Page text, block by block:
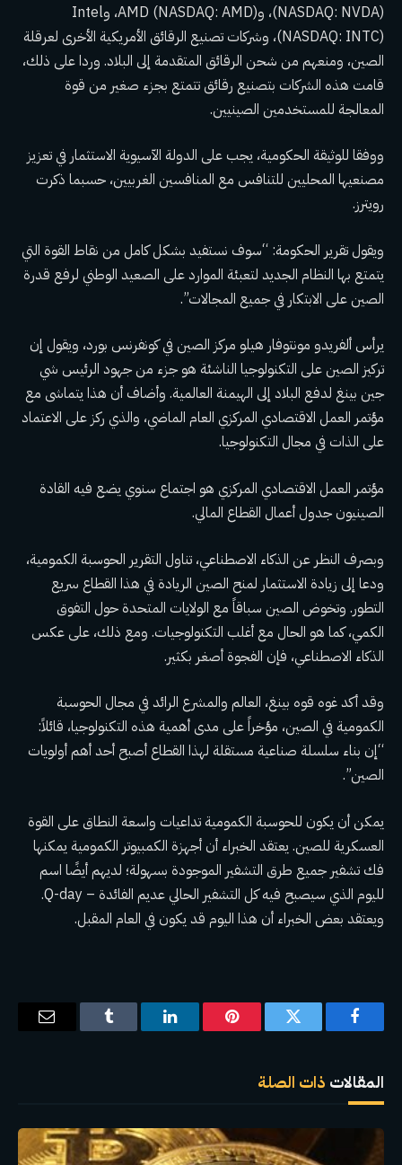
(NASDAQ: NVDA)، وAMD (NASDAQ: AMD)، وIntel
(NASDAQ: INTC)، وشركات تصنيع الرقائق الأمريكية الأخرى لعرقلة
الصين، ومنعهم من شحن الرقائق المتقدمة إلى البلاد. وردا على ذلك،
قامت هذه الشركات بتصنيع رقائق تتمتع بجزء صغير من قوة
المعالجة للمستخدمين الصينيين.
ووفقا للوثيقة الحكومية، يجب على الدولة الآسيوية الاستثمار في تعزيز
مصنعيها المحليين للتنافس مع المنافسين الغربيين، حسبما ذكرت
رويترز.
ويقول تقرير الحكومة: “سوف نستفيد بشكل كامل من نقاط القوة التي
يتمتع بها النظام الجديد لتعبئة الموارد على الصعيد الوطني لرفع قدرة
الصين على الابتكار في جميع المجالات”.
يرأس ألفريدو مونتوفار هيلو مركز الصين في كونفرنس بورد، ويقول إن
تركيز الصين على التكنولوجيا الناشئة هو جزء من جهود الرئيس شي
جين بينغ لدفع البلاد إلى الهيمنة العالمية. وأضاف أن هذا يتماشى مع
مؤتمر العمل الاقتصادي المركزي العام الماضي، والذي ركز على الاعتماد
على الذات في مجال التكنولوجيا.
مؤتمر العمل الاقتصادي المركزي هو اجتماع سنوي يضع فيه القادة
الصينيون جدول أعمال القطاع المالي.
وبصرف النظر عن الذكاء الاصطناعي، تناول التقرير الحوسبة الكمومية،
ودعا إلى زيادة الاستثمار لمنح الصين الريادة في هذا القطاع سريع
التطور. وتخوض الصين سباقاً مع الولايات المتحدة حول التفوق
الكمي، كما هو الحال مع أغلب التكنولوجيات. ومع ذلك، على عكس
الذكاء الاصطناعي، فإن الفجوة أصغر بكثير.
وقد أكد غوه قوه بينغ، العالم والمشرع الرائد في مجال الحوسبة
الكمومية في الصين، مؤخراً على مدى أهمية هذه التكنولوجيا، قائلاً:
“إن بناء سلسلة صناعية مستقلة لهذا القطاع أصبح أحد أهم أولويات
الصين”.
يمكن أن يكون للحوسبة الكمومية تداعيات واسعة النطاق على القوة
العسكرية للصين. يعتقد الخبراء أن أجهزة الكمبيوتر الكمومية يمكنها
فك تشفير جميع طرق التشفير الموجودة بسهولة؛ لديهم أيضًا اسم
لليوم الذي سيصبح فيه كل التشفير الحالي عديم الفائدة – Q-day.
ويعتقد بعض الخبراء أن هذا اليوم قد يكون في العام المقبل.
فيسبوك تويتر بينتيريستلينكدإن Tumblr
البريد
المقالات ذات الصلة